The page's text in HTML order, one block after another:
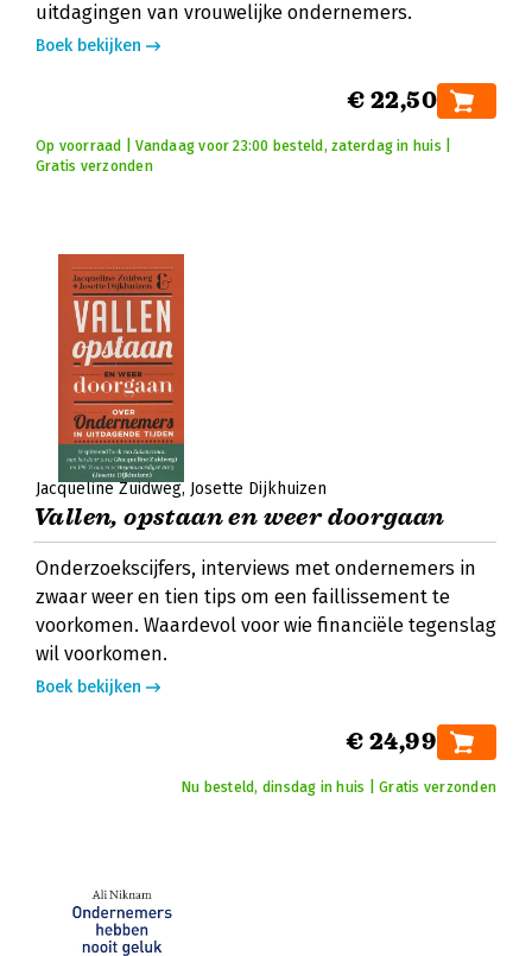
uitdagingen van vrouwelijke ondernemers.
Boek bekijken
€ 22,50
Op voorraad | Vandaag voor 23:00 besteld, zaterdag in huis |
Gratis verzonden
Jacqueline Zuidweg Josette Dijkhuizen
Vallen, opstaan en weer doorgaan
Onderzoekscijfers, interviews met ondernemers in
zwaar weer en tien tips om een faillissement te
voorkomen. Waardevol voor wie financiële tegenslag
wil voorkomen.
Boek bekijken
€ 24,99
Nu besteld, dinsdag in huis | Gratis verzonden